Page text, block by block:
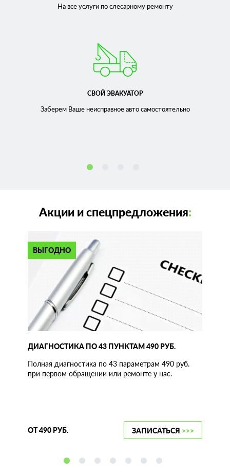
На все услуги по слесарномуремонту
СВОЙ ЭВАКУАТОР
Заберем Ваше неисправноеавто самостоятельно
Акции и спецпредложения:
ВЫГОДНО
ДИАГНОСТИКА ПО 43 ПУНКТАМ 490 РУБ.
Полная диагностика по 43 параметрам 490 руб.
при первом обращении или ремонте у нас.
ОТ 490 РУБ. ЗАПИСАТЬСЯ >>>